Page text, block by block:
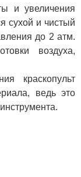
и увеличения
сухой и чистый
до 2 атм.
воздуха,
краскопульт
ведь это